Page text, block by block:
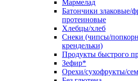
Мармелад
Батончики злаковые/
протеиновые
Хлебцы/хлеб
Снеки (чипсы/
крендельки)
Продукты быстрого
Зефир*
Орехи/сухофрукты/